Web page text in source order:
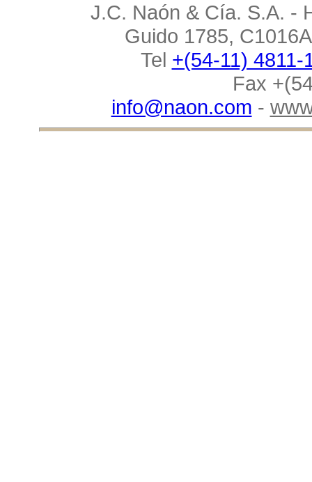
J.C. Naón & Cía. S.A. -
Guido 1785,
Tel +(54-11) 4811-
Fax
info@naon.com -